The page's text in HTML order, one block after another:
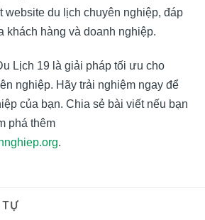
website du lịch chuyên nghiệp, đáp
khách hàng và doanh nghiệp.
Lịch 19 là giải pháp tối ưu cho
nghiệp. Hãy trải nghiệm ngay để
của bạn. Chia sẻ bài viết nếu bạn
phá thêm
.